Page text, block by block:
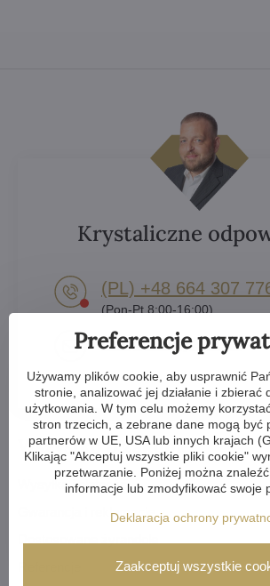
Wszystko o zakupie
Wysyłka i płatność
Gwarancja i reklamacje
Krystaliczne
(PL) +48 664 307
(Pon-Pt 8:00-16:00)
feix​@artcrystal​.cz
Preferencje
Używamy plików cookie, aby usprawnić
stronie, analizować jej działanie i zbierać
użytkowania. W tym celu możemy
stron trzecich, a zebrane dane mogą być
partnerów w UE, USA lub innych krajach
Klikając "Akceptuj wszystkie pliki cookie"
przetwarzanie. Poniżej można znaleźć
informacje lub zmodyfikować swoje
Deklaracja ochrony
Zaakceptuj wszystkie